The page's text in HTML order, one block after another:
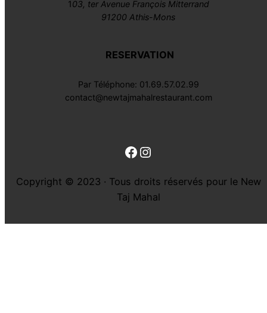
103, ter Avenue François Mitterrand
91200 Athis-Mons
RESERVATION
Par Téléphone: 01.69.57.02.99
contact@newtajmahalrestaurant.com
Facebook
Instagram
Copyright © 2023 · Tous droits réservés pour le New
Taj Mahal